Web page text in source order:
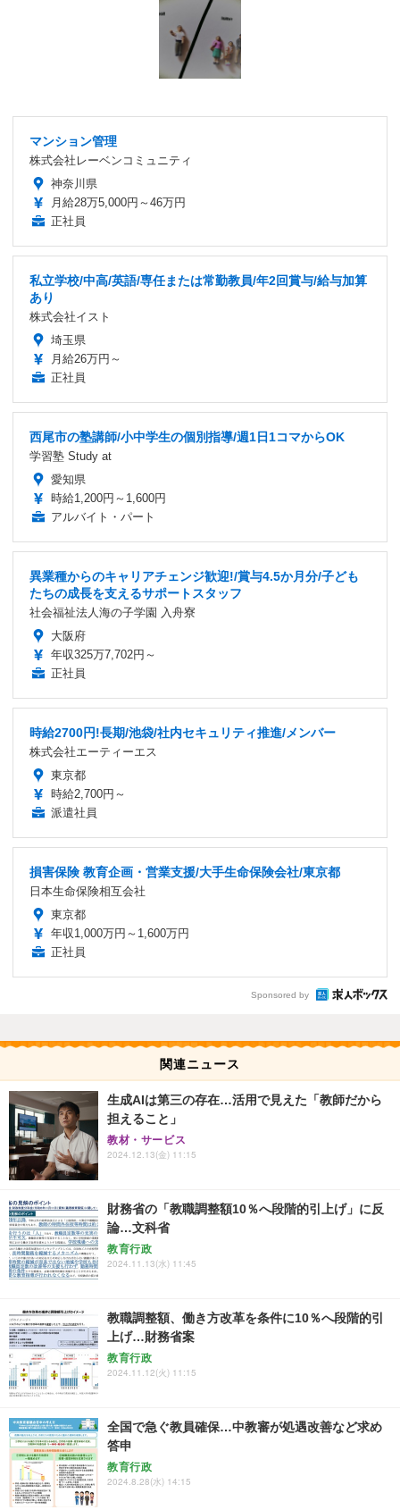
マンション管理
株式会社レーベンコミュニティ
神奈川県
月給28万5,000円～46万円
正社員
私立学校/中高/英語/専任または常勤教員/年2回賞与/給与加算
あり
株式会社イスト
埼玉県
月給26万円～
正社員
西尾市の塾講師/小中学生の個別指導/週1日1コマからOK
学習塾 Study at
愛知県
時給1,200円～1,600円
アルバイト・パート
異業種からのキャリアチェンジ歓迎!/賞与4.5か月分/子ども
たちの成長を支えるサポートスタッフ
社会福祉法人海の子学園 入舟寮
大阪府
年収325万7,702円～
正社員
時給2700円!長期/池袋/社内セキュリティ推進/メンバー
株式会社エーティーエス
東京都
時給2,700円～
派遣社員
損害保険 教育企画・営業支援/大手生命保険会社/東京都
日本生命保険相互会社
東京都
年収1,000万円～1,600万円
正社員
Sponsored by
関連ニュース
生成AIは第三の存在…活用で見えた「教師だから
担えること」
教材・サービス
2024.12.13(金) 11:15
財務省の「教職調整額10％へ段階的引上げ」に反
論…文科省
教育行政
2024.11.13(水) 11:45
教職調整額、働き方改革を条件に10％へ段階的引
上げ…財務省案
教育行政
2024.11.12(火) 11:15
全国で急ぐ教員確保…中教審が処遇改善など求め
答申
教育行政
2024.8.28(水) 14:15